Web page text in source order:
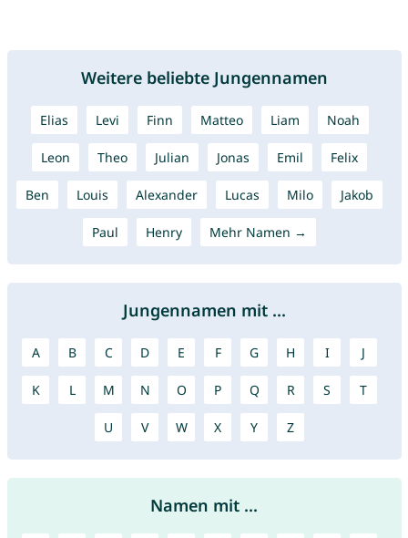
Weitere beliebte Jungennamen
Elias Levi Finn Matteo Liam Noah
Leon Theo Julian Jonas Emil Felix
Ben Louis Alexander Lucas Milo Jakob
Paul Henry Mehr Namen →
Jungennamen mit ...
A B C D E F G H I J
K L M N O P Q R S T
U V W X Y Z
Namen mit ...